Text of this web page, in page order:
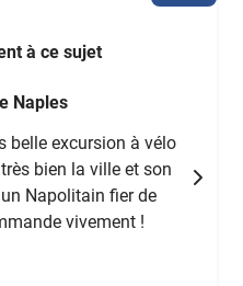
à ce sujet
Naples
belle excursion à vélo
bien la ville et son
Napolitain fier de
vivement !